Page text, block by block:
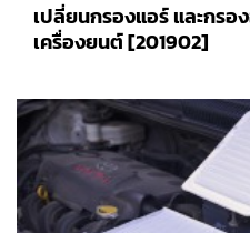
เปลี่ยนกรองแอร์ และกร
เครื่องยนต์ [201902]